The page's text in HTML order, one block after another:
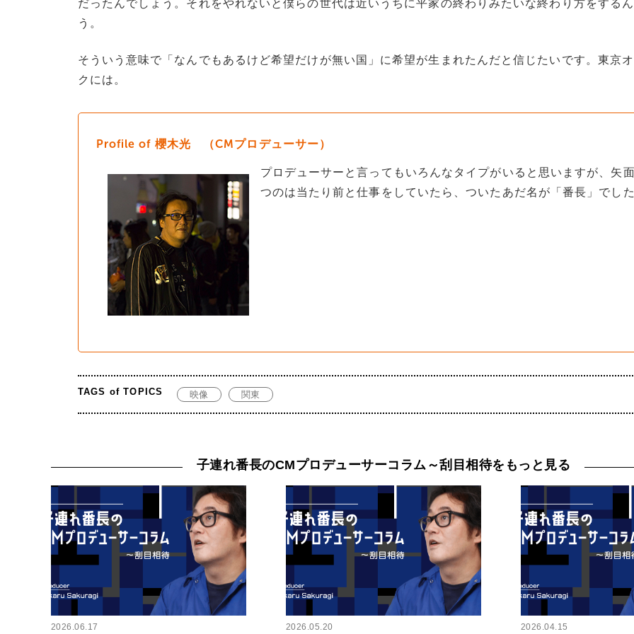
だったんでしょう。それをやれないと僕らの世代は近いうちに平家の終わりみたいな終わり方をするん
う。
そういう意味で「なんでもあるけど希望だけが無い国」に希望が生まれたんだと信じたいです。東京
クには。
Profile of 櫻木光 （CMプロデューサー）
プロデューサーと言ってもいろんなタイプがいると思いますが、矢
つのは当たり前と仕事をしていたら、ついたあだ名が「番長」でした
TAGS of TOPICS 映像 関東
子連れ番長のCMプロデューサーコラム～刮目相待をもっと見る
2026.06.17 2026.05.20 2026.04.15